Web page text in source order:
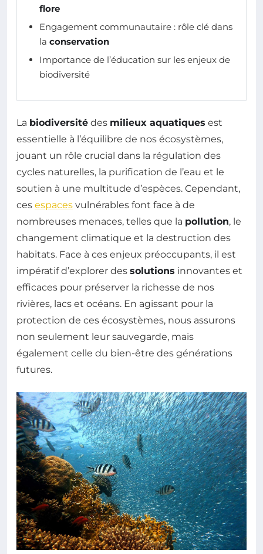
flore
Engagement communautaire : rôle clé dans
la conservation
Importance de l’éducation sur les enjeux de
biodiversité
La biodiversité des milieux aquatiques est
essentielle à l’équilibre de nos écosystèmes,
jouant un rôle crucial dans la régulation des
cycles naturelles, la purification de l’eau et le
soutien à une multitude d’espèces. Cependant,
ces espaces vulnérables font face à de
nombreuses menaces, telles que la pollution, le
changement climatique et la destruction des
habitats. Face à ces enjeux préoccupants, il est
impératif d’explorer des solutions innovantes et
efficaces pour préserver la richesse de nos
rivières, lacs et océans. En agissant pour la
protection de ces écosystèmes, nous assurons
non seulement leur sauvegarde, mais
également celle du bien-être des générations
futures.